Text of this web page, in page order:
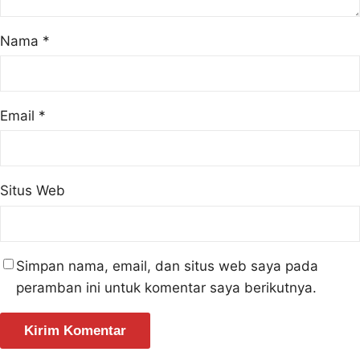
Nama *
Email *
Situs Web
Simpan nama, email, dan situs web saya pada
peramban ini untuk komentar saya berikutnya.